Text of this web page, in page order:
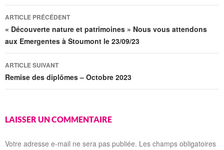
ARTICLE PRÉCÉDENT
« Découverte nature et patrimoines » Nous vous attendons
aux Emergentes à Stoumont le 23/09/23
ARTICLE SUIVANT
Remise des diplômes – Octobre 2023
LAISSER UN COMMENTAIRE
Votre adresse e-mail ne sera pas publiée. Les champs obligatoires